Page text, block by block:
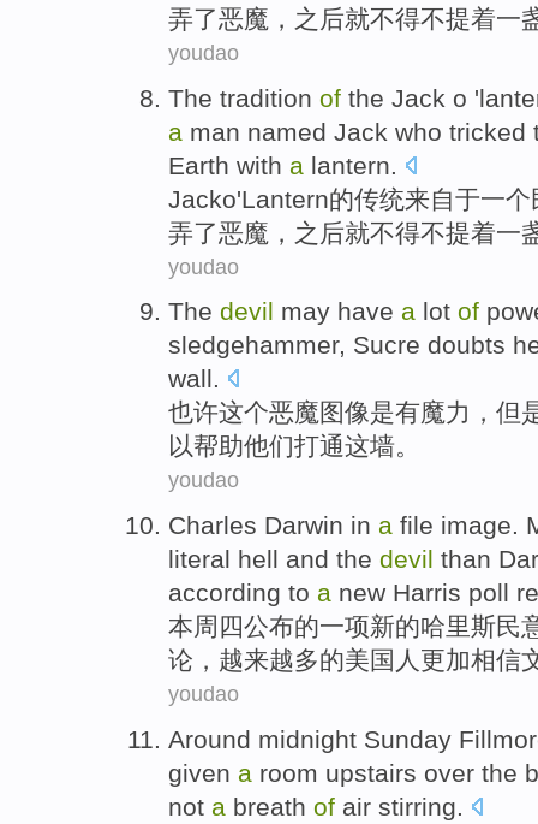
弄了恶魔 ，之后就不得不提着一
youdao
The tradition of the Jack o '
a man named Jack who tricked
Earth with a lantern
Jacko'Lantern的传统来自于一个
弄了恶魔 ，之后就不得不提着一
youdao
The devil may have a lot of
sledgehammer, Sucre doubts
wall.
也许这个恶魔图像是有魔力 ， 但
以帮助他们打通这墙。
youdao
Charles Darwin in a file image.
literal hell and the devil than
according to a new Harris poll
本周 四公布的一项新的哈里斯民
论 ， 越来越多的美国人 更加相信
youdao
Around midnight Sunday
given a room upstairs over the
not a breath of air stirring.